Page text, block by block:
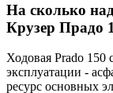
На сколько
Крузер Прадо
Ходовая Prado 150
эксплуатации -
ресурс основных